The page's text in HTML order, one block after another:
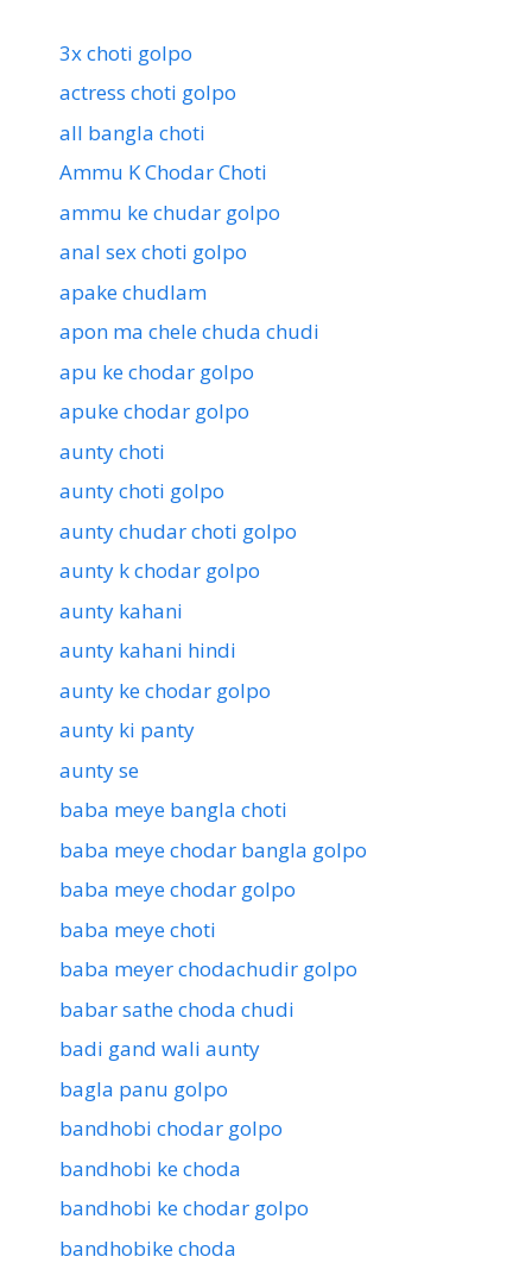
3x choti golpo
actress choti golpo
all bangla choti
Ammu K Chodar Choti
ammu ke chudar golpo
anal sex choti golpo
apake chudlam
apon ma chele chuda chudi
apu ke chodar golpo
apuke chodar golpo
aunty choti
aunty choti golpo
aunty chudar choti golpo
aunty k chodar golpo
aunty kahani
aunty kahani hindi
aunty ke chodar golpo
aunty ki panty
aunty se
baba meye bangla choti
baba meye chodar bangla golpo
baba meye chodar golpo
baba meye choti
baba meyer chodachudir golpo
babar sathe choda chudi
badi gand wali aunty
bagla panu golpo
bandhobi chodar golpo
bandhobi ke choda
bandhobi ke chodar golpo
bandhobike choda